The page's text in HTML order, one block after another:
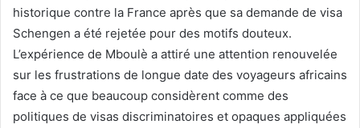
historique contre la France après que sa demande de visa
Schengen a été rejetée pour des motifs douteux.
L’expérience de Mboulè a ​​attiré une attention renouvelée
sur les frustrations de longue date des voyageurs africains
face à ce que beaucoup considèrent comme des
politiques de visas discriminatoires et opaques appliquées